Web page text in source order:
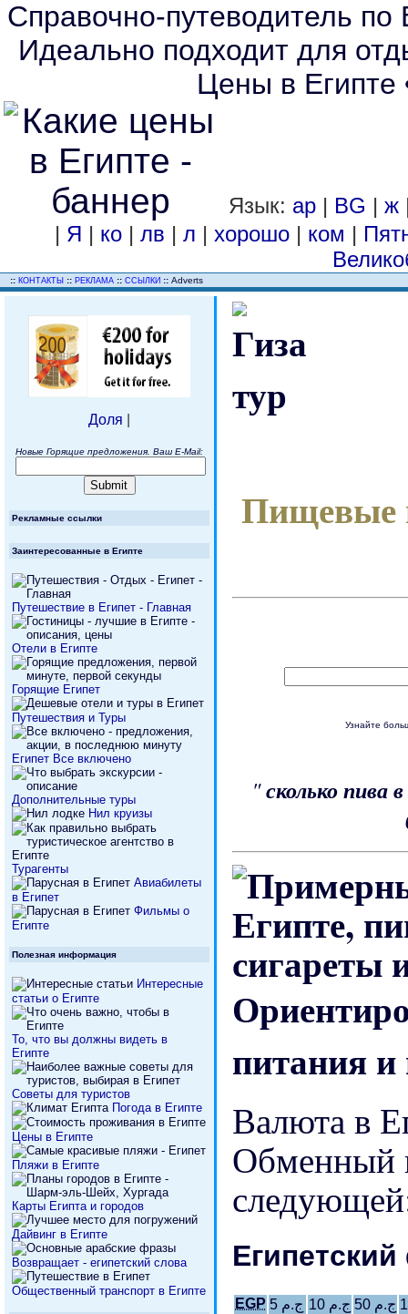
Справочно-путеводитель по
Идеально подходит для
Цены в Египте
Язык: ар | BG |ж
| Я | ко | лв | л | хорошо | ком |
:: КОНТАКТЫ :: РЕКЛАМА :: ССЫЛКИ :: Adverts
Доля
Новые Горящие предложения. Ваш E-Mail:
Рекламные ссылки
Заинтересованные в Египте
Путешествие в Египет - Главная
Отели в Египте
Горящие Египет
Путешествия и Туры
Египет Все включено
Дополнительные туры
Нил круизы
Турагенты
Авиабилеты
в Египет
Фильмы о
Египте
Полезная информация
Интересные
статьи о Египте
То, что вы должны видеть в
Египте
Советы для туристов
Погода в Египте
Цены в Египте
Пляжи в Египте
Карты Египта и городов
Дайвинг в Египте
Возвращает - египетский слова
Общественный транспорт в Египте
Пищевые
Узнайте
"сколько пива
питания и
Валюта в
Обменный
EGP ج.م 5 ج.م 10
ج.م 50